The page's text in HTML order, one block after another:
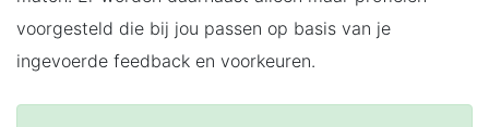
voorgesteld die bij jou passen op basis van je
ingevoerde feedback en voorkeuren.